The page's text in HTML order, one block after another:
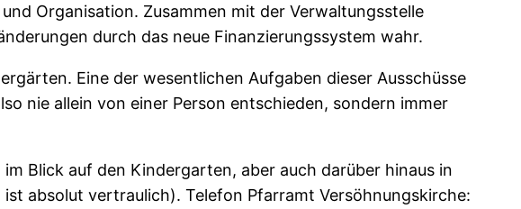
Organisation. Zusammen mit der Verwaltungsstelle
durch das neue Finanzierungssystem wahr.
Eine der wesentlichen Aufgaben dieser Ausschüsse
nie allein von einer Person entschieden, sondern immer
Blick auf den Kindergarten, aber auch darüber hinaus in
absolut vertraulich). Telefon Pfarramt Versöhnungskirche: